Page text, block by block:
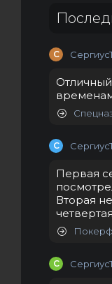
С
С
Первая
Вторая
четвертая
С